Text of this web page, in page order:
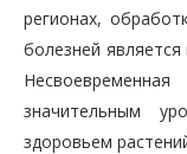
регионах,
болезней
значительным
здоровьем